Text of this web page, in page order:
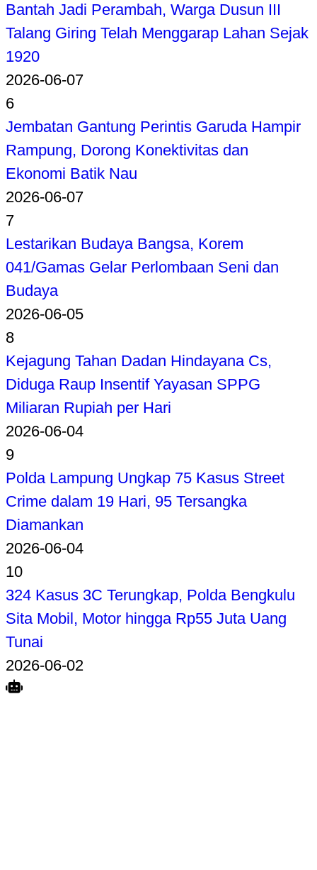
Bantah Jadi Perambah, Warga Dusun III
Talang Giring Telah Menggarap Lahan Sejak
1920
2026-06-07
6
Jembatan Gantung Perintis Garuda Hampir
Rampung, Dorong Konektivitas dan
Ekonomi Batik Nau
2026-06-07
7
Lestarikan Budaya Bangsa, Korem
041/Gamas Gelar Perlombaan Seni dan
Budaya
2026-06-05
8
Kejagung Tahan Dadan Hindayana Cs,
Diduga Raup Insentif Yayasan SPPG
Miliaran Rupiah per Hari
2026-06-04
9
Polda Lampung Ungkap 75 Kasus Street
Crime dalam 19 Hari, 95 Tersangka
Diamankan
2026-06-04
10
324 Kasus 3C Terungkap, Polda Bengkulu
Sita Mobil, Motor hingga Rp55 Juta Uang
Tunai
2026-06-02